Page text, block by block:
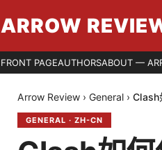
ARROW
FRONT PAGEAUTHORSABOUT —
Arrow Review › General › Clash
GENERAL · ZH-CN